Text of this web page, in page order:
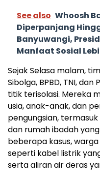
See also Whoosh
Diperpanjang
Banyuwangi,
Manfaat Sosial
Sejak Selasa malam,
Sibolga, BPBD, TNI,
titik terisolasi. Mereka
usia, anak-anak, dan
pengungsian,
dan rumah ibadah
beberapa kasus,
seperti kabel listrik
serta aliran air deras